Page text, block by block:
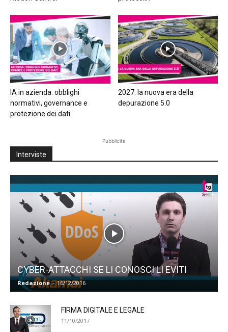
IA in azienda: obblighi
normativi, governance e
protezione dei dati
2027: la nuova era della
depurazione 5.0
Pubblicità
Interviste
CYBER-ATTACCHI SE LI CONOSCI LI EVITI
Redazione - 16/12/2016
FIRMA DIGITALE E LEGALE
11/10/2017